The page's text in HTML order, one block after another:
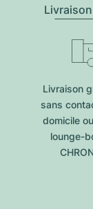
Livraison
sans
domicile
lounge-